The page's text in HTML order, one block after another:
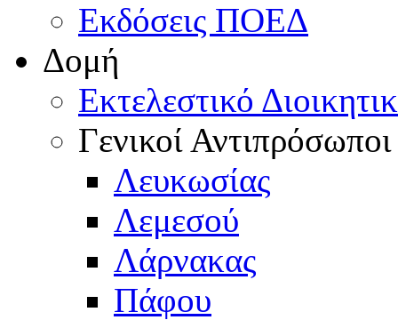
Εκδόσεις ΠΟΕΔ
Δομή
Εκτελεστικό
Γενικοί Αντιπρόσωποι
Λευκωσίας
Λεμεσού
Λάρνακας
Πάφου